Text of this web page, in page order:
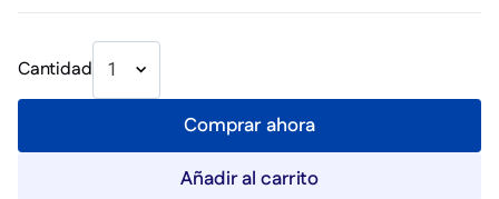
Cantidad 1
Comprar ahora
Añadir al carrito